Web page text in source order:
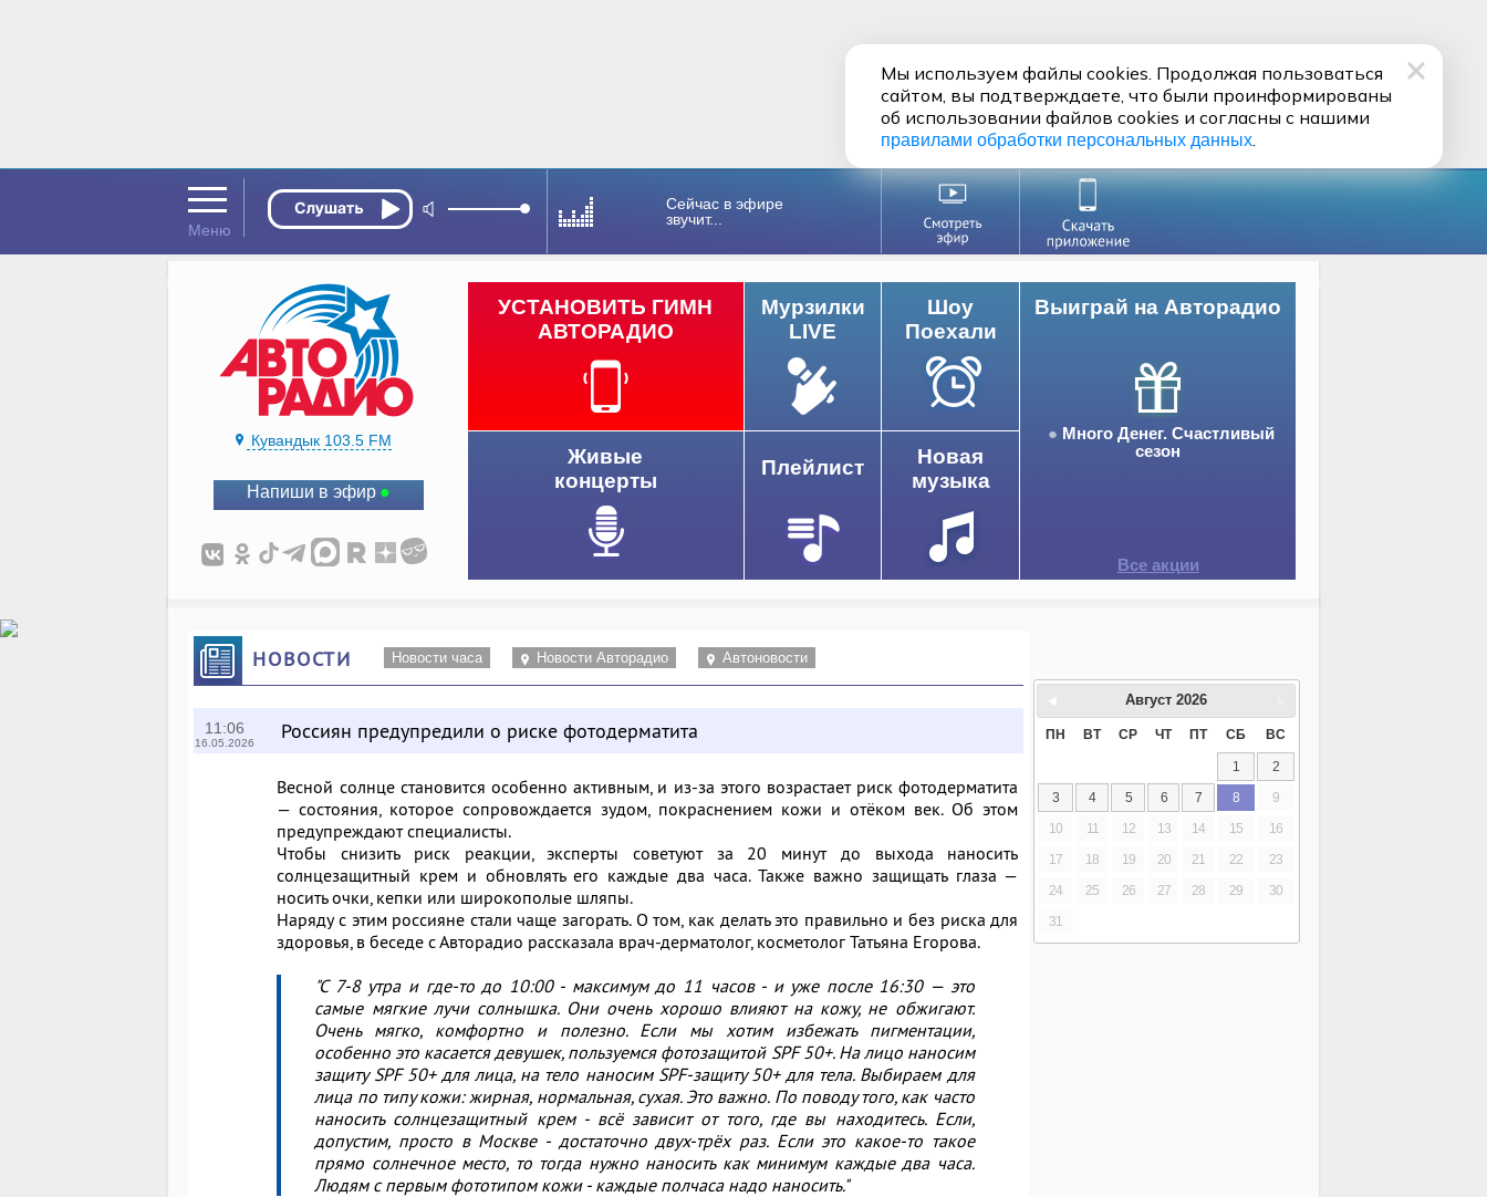
Сейчас в эфире
звучит...
Кувандык 103.5 FM
Напиши в эфир
Выиграй на Авторадио
Много Денег. Счастливый
сезон
Все акции
УСТАНОВИТЬ ГИМН
АВТОРАДИО
Мурзилки
LIVE
Шоу
Поехали
Живые
концерты
Плейлист
Новая
музыка
НОВОСТИ Новости часа Новости Авторадио Автоновости
11:06
16.05.2026 Россиян предупредили о риске фотодерматита
Весной солнце становится особенно активным, и из-за этого возрастает риск фотодерматита
— состояния, которое сопровождается зудом, покраснением кожи и отёком век. Об этом
предупреждают специалисты.
Чтобы снизить риск реакции, эксперты советуют за 20 минут до выхода наносить
солнцезащитный крем и обновлять его каждые два часа. Также важно защищать глаза —
носить очки, кепки или широкополые шляпы.
Наряду с этим россияне стали чаще загорать. О том, как делать это правильно и без риска для
здоровья, в беседе с Авторадио рассказала врач-дерматолог, косметолог Татьяна Егорова.
"С 7-8 утра и где-то до 10:00 - максимум до 11 часов - и уже после 16:30 — это
самые мягкие лучи солнышка. Они очень хорошо влияют на кожу, не обжигают.
Очень мягко, комфортно и полезно. Если мы хотим избежать пигментации,
особенно это касается девушек, пользуемся фотозащитой SPF 50+. На лицо наносим
защиту SPF 50+ для лица, на тело наносим SPF-защиту 50+ для тела. Выбираем для
лица по типу кожи: жирная, нормальная, сухая. Это важно. По поводу того, как часто
наносить солнцезащитный крем - всё зависит от того, где вы находитесь. Если,
допустим, просто в Москве - достаточно двух-трёх раз. Если это какое-то такое
прямо солнечное место, то тогда нужно наносить как минимум каждые два часа.
Людям с первым фототипом кожи - каждые полчаса надо наносить."
Август 2026
ПН ВТ СР ЧТ ПТ СБ ВС
1
2
3
4 5 6 7 8
9
10
11 12 13 14 15
16
17
18 19 20 21 22
23
24
25 26 27 28 29
30
31
Мы используем файлы cookies. Продолжая пользоваться
сайтом, вы подтверждаете, что были проинформированы
об использовании файлов cookies и согласны с нашими
правилами обработки персональных данных.